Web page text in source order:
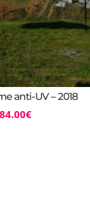
anti-UV – 2018
84.00€